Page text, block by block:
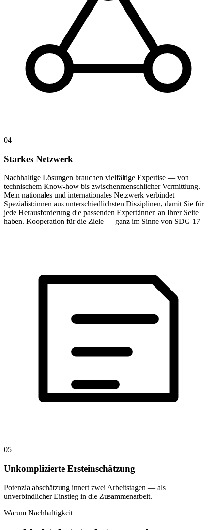
04
Starkes Netzwerk
Nachhaltige Lösungen brauchen vielfältige Expertise — von
technischem Know-how bis zwischenmenschlicher Vermittlung.
Mein nationales und internationales Netzwerk verbindet
Spezialist:innen aus unterschiedlichsten Disziplinen, damit Sie für
jede Herausforderung die passenden Expert:innen an Ihrer Seite
haben. Kooperation für die Ziele — ganz im Sinne von SDG 17.
05
Unkomplizierte Ersteinschätzung
Potenzialabschätzung innert zwei Arbeitstagen — als
unverbindlicher Einstieg in die Zusammenarbeit.
Warum Nachhaltigkeit